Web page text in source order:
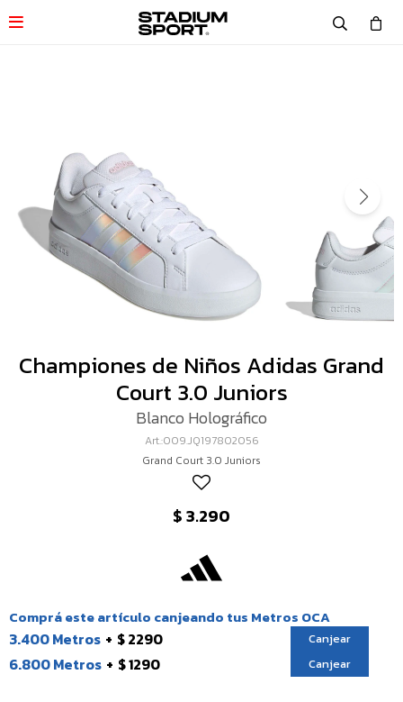

Championes de Niños Adidas Grand
Court 3.0 Juniors
Blanco Holográfico
009.JQ197802056
Grand Court 3.0 Juniors
$3.290
Comprá este artículo canjeando tus Metros OCA
3.400 Metros $ 2290 Canjear
6.800 Metros $ 1290 Canjear